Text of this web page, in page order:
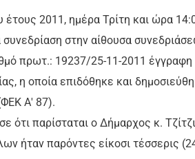
έτους 2011, ημέρα Τρίτη και ώρα
στην αίθουσα
πρωτ.: 19237/25-11-2011 έγγραφη
η οποία επιδόθηκε και
Α' 87).
ότι παρίσταται ο Δήμαρχος κ.
ήταν παρόντες είκοσι τέσσερις